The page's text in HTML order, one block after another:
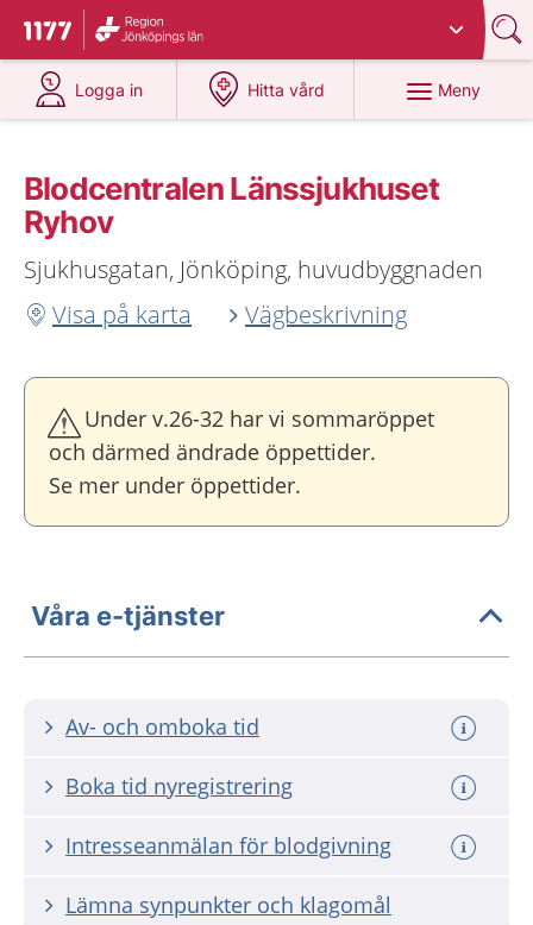
Till startsidan för 1177
Du har valt region
Logga in
på 1177.se
Hitta vård
på 1177.se
Meny
Blodcentralen Länssjukhuset
Ryhov
Sjukhusgatan, Jönköping, huvudbyggnaden
Visa på karta
Vägbeskrivning
Under v.26-32 har vi sommaröppet
och därmed ändrade öppettider.
Se mer under öppettider.
Våra e-tjänster
Av- och omboka tid
Boka tid nyregistrering
Intresseanmälan för blodgivning
Lämna synpunkter och klagomål